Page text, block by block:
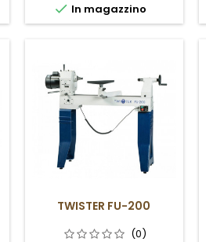
 In magazzino
TWISTER FU-200
(0)